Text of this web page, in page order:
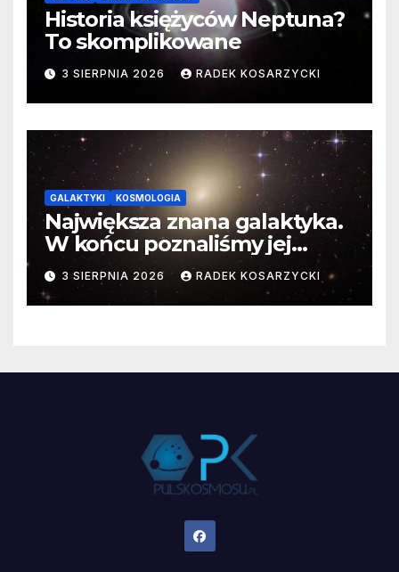
Historia księżyców Neptuna?
To skomplikowane
3 SIERPNIA 2026 RADEK KOSARZYCKI
GALAKTYKI KOSMOLOGIA
Największa znana galaktyka.
W końcu poznaliśmy jej
faktyczne wymiary
3 SIERPNIA 2026 RADEK KOSARZYCKI